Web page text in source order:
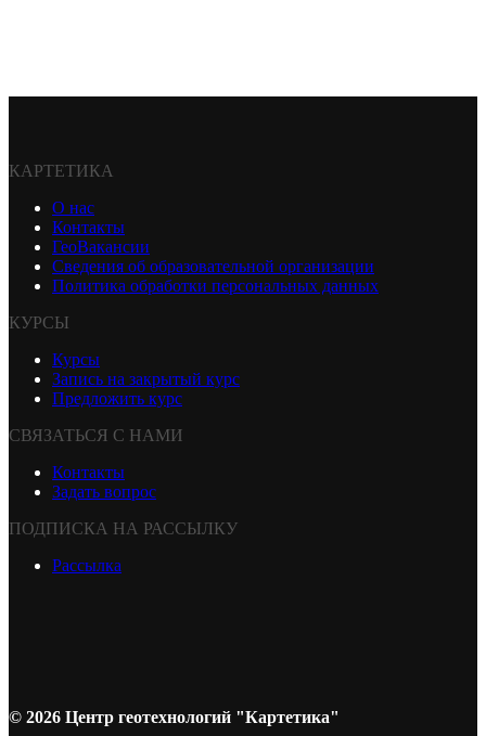
КАРТЕТИКА
О нас
Контакты
ГеоВакансии
Сведения об образовательной организации
Политика обработки персональных данных
КУРСЫ
Курсы
Запись на закрытый курс
Предложить курс
СВЯЗАТЬСЯ С НАМИ
Контакты
Задать вопрос
ПОДПИСКА НА РАССЫЛКУ
Рассылка
© 2026 Центр геотехнологий "Картетика"